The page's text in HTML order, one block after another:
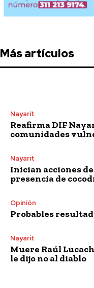
Más artículos
Nayarit
Reafirma DIF
comunidades
Nayarit
Inician acciones
presencia de
Opinión
Probables
Nayarit
Muere Raúl
le dijo no al diablo